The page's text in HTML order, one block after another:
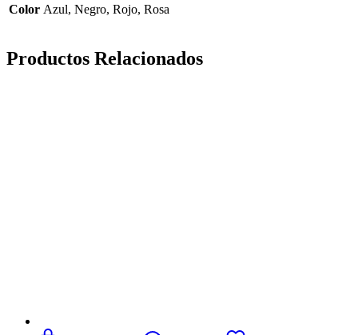
Color Azul, Negro, Rojo, Rosa
Productos Relacionados